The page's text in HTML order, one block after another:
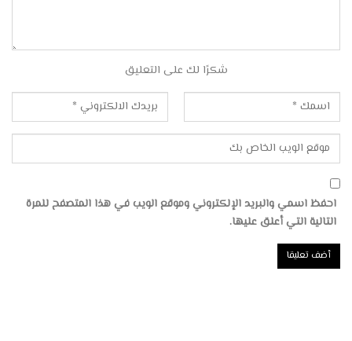
شكرًا لك على التعليق
احفظ اسمي والبريد الإلكتروني وموقع الويب في هذا المتصفح للمرة
التالية التي أعلق عليها.